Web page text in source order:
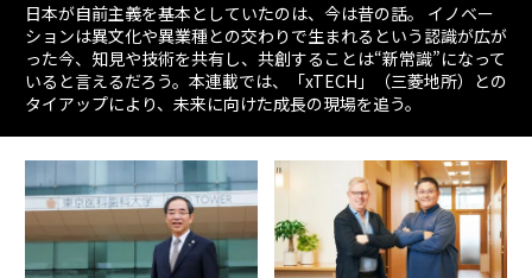
日本が自前主義を基本としていたのは、今は昔の話。 イノベー
ションは異文化や異業種との交わりで生まれるという認識が広が
った今、知見や技術を共有し、共創することは“新常識”になって
いると言えるだろう。本連載では、「xTECH」（三菱地所）との
タイアップにより、未来に向けた成長の現場を追う。